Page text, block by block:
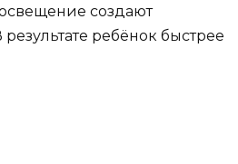
создают
ребёнок быстрее